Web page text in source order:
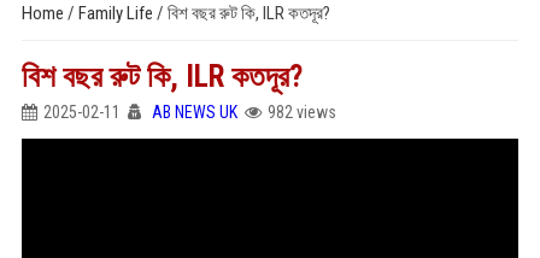
Home / Family Life / বিশ বছর রুট কি, ILR কতদূর?
বিশ বছর রুট কি, ILR কতদূর?
2025-02-11 AB NEWS UK 982 views